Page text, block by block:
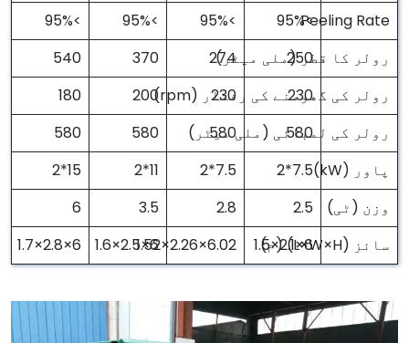
Peeling Rate
>95%
>95%
>95%
>95%
رولر کا قطر (ملی میٹر)
250
274
370
540
رولر کی گھومنے کی رفتار (rpm)
230
230
200
180
رولر کی لمبائی (ملی میٹر)
580
580
580
580
پاور (kW)
7.5*2
7.5*2
11*2
15*2
وزن (ٹی)
2.5
2.8
3.5
6
سائز (L×W×H) (م)
6×2.1×1.5
6.02×2.26×1.52
6×2.5×1.6
6×2.8×1.7